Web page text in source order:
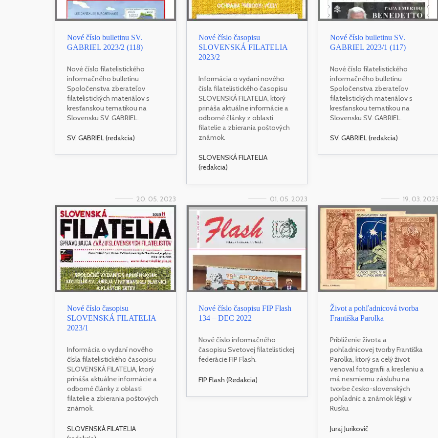
Nové číslo bulletinu SV.
GABRIEL 2023/2 (118)
Nové číslo filatelistického
informačného bulletinu
Spoločenstva zberateľov
filatelistických materiálov s
kresťanskou tematikou na
Slovensku SV. GABRIEL.
SV. GABRIEL (redakcia)
Nové číslo časopisu
SLOVENSKÁ FILATELIA
2023/2
Informácia o vydaní nového
čísla filatelistického časopisu
SLOVENSKÁ FILATELIA, ktorý
prináša aktuálne informácie a
odborné články z oblasti
filatelie a zbierania poštových
známok.
SLOVENSKÁ FILATELIA
(redakcia)
Nové číslo bulletinu SV.
GABRIEL 2023/1 (117)
Nové číslo filatelistického
informačného bulletinu
Spoločenstva zberateľov
filatelistických materiálov s
kresťanskou tematikou na
Slovensku SV. GABRIEL.
SV. GABRIEL (redakcia)
20. 05. 2023
Nové číslo časopisu
SLOVENSKÁ FILATELIA
2023/1
Informácia o vydaní nového
čísla filatelistického časopisu
SLOVENSKÁ FILATELIA, ktorý
prináša aktuálne informácie a
odborné články z oblasti
filatelie a zbierania poštových
známok.
SLOVENSKÁ FILATELIA
01. 05. 2023
Nové číslo časopisu FIP Flash
134 – DEC 2022
Nové číslo informačného
časopisu Svetovej filatelistickej
federácie FIP Flash.
FIP Flash (Redakcia)
19. 03.
Život a pohľadnicová tvorba
Františka Parolka
Priblíženie života a
pohľadnicovej tvorby Františka
Parolka, ktorý sa celý život
venoval fotografii a kresleniu a
má nesmiernu zásluhu na
tvorbe česko-slovenských
pohľadníc a známok légii v
Rusku.
Juraj Jurikovič